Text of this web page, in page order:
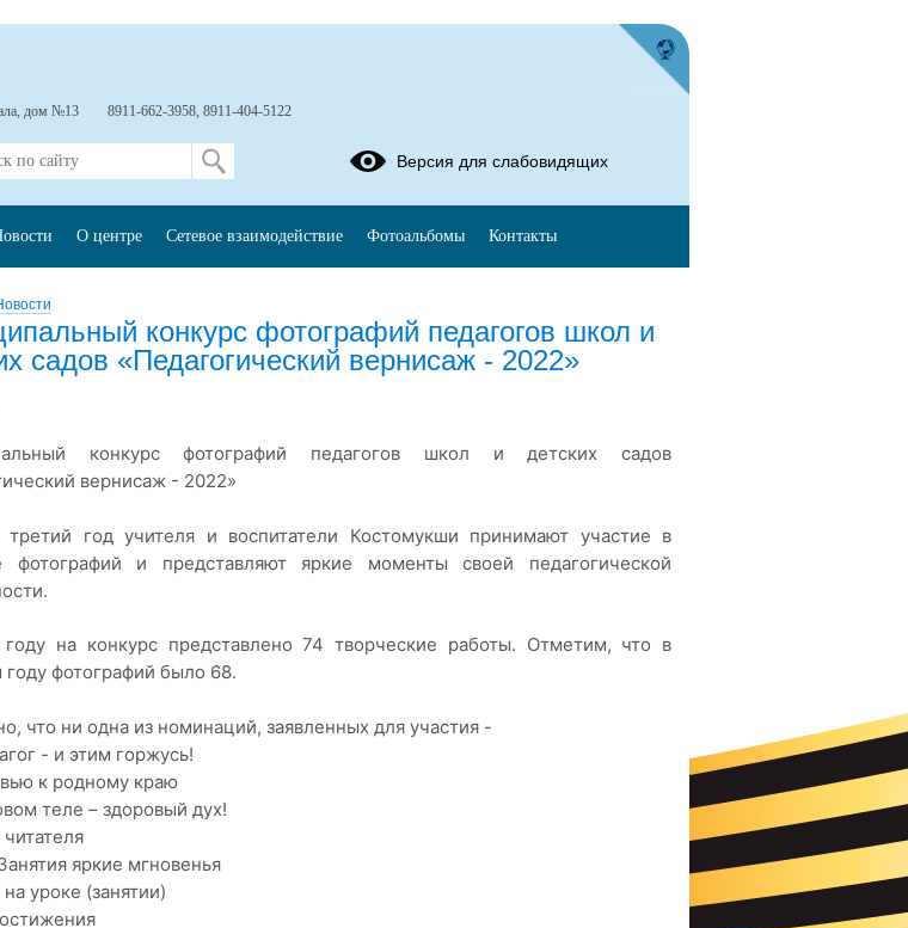
конкурс фотографий педагогов школ и
садов «Педагогический вернисаж - 2022»
конкурс фотографий педагогов школ и детских садов
вернисаж - 2022»
год учителя и воспитатели Костомукши принимают участие в
фотографий и представляют яркие моменты своей педагогической
на конкурс представлено 74 творческие работы. Отметим, что в
фотографий было 68.
что ни одна из номинаций, заявленных для участия -
- и этим горжусь!
к родному краю
теле – здоровый дух!
яркие мгновенья
уроке (занятии)
дом №13 8911-662-3958, 8911-404-5122
Версия для слабовидящих
О центре Сетевое взаимодействие Фотоальбомы Контакты